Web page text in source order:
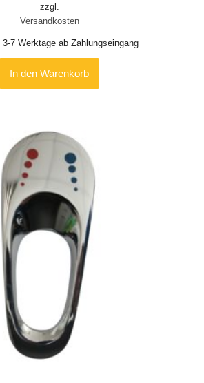
zzgl.
Versandkosten
3-7 Werktage ab Zahlungseingang
In den Warenkorb